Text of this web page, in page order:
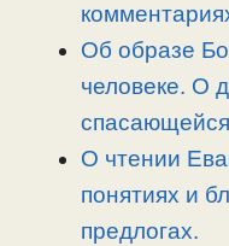
Об образе
человеке. О
О чтении
понятиях и
предлогах.